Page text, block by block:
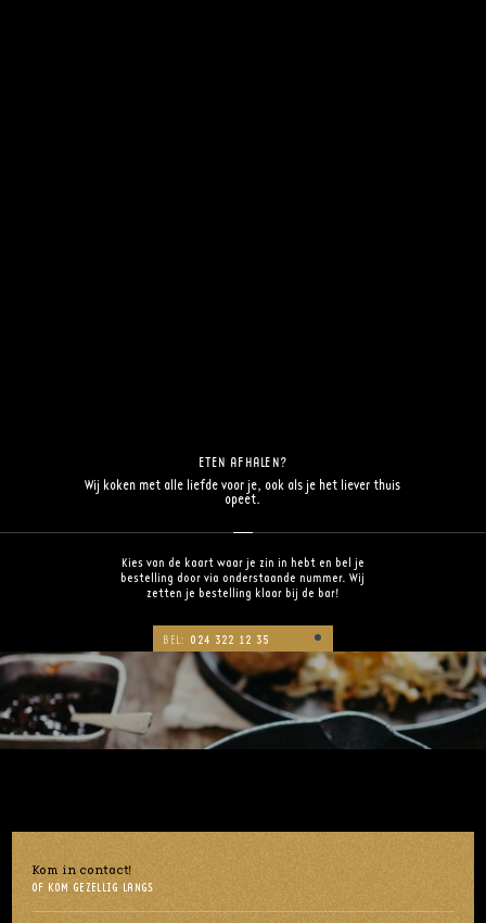
ETEN AFHALEN?
Wij koken met alle liefde voor je, ook als je het liever thuis
opeet.
Kies van de kaart waar je zin in hebt en bel je
bestelling door via onderstaande nummer. Wij
zetten je bestelling klaar bij de bar!
BEL: 024 322 12 35
Kom in contact!
OF KOM GEZELLIG LANGS